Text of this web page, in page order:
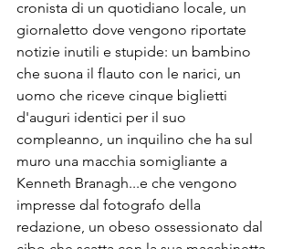
cronista di un quotidiano locale, un
giornaletto dove vengono riportate
notizie inutili e stupide: un bambino
che suona il flauto con le narici, un
uomo che riceve cinque biglietti
d'auguri identici per il suo
compleanno, un inquilino che ha sul
muro una macchia somigliante a
Kenneth Branagh...e che vengono
impresse dal fotografo della
redazione, un obeso ossessionato dal